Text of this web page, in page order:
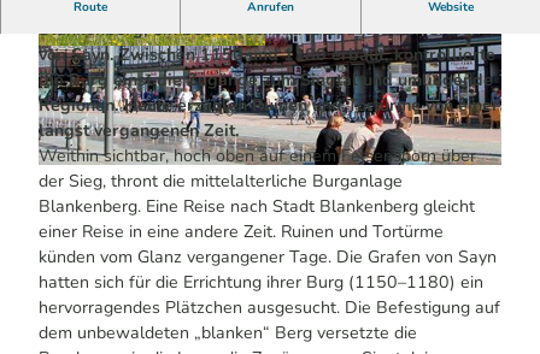
i
d
e
o
a
b
s
p
i
e
l
© Copyright for fallback preview image
©CC-BY-SA
Route Anrufen Website
Hoch über der Sieg thront die mittelalterliche Burg
Blankenberg, ein beeindruckendes Zeugnis der Grafen
von Sayn. Zwischen 1150 und 1180 erbaut, kontrollierte
die Burg einst die Zugänge zum Siegtal und umliegende
Regionen. Heute erzählen Ruinen und Tortürme von einer
längst vergangenen Zeit.
Weithin sichtbar, hoch oben auf einem Felsensporn über
der Sieg, thront die mittelalterliche Burganlage
Blankenberg. Eine Reise nach Stadt Blankenberg gleicht
einer Reise in eine andere Zeit. Ruinen und Tortürme
künden vom Glanz vergangener Tage. Die Grafen von Sayn
hatten sich für die Errichtung ihrer Burg (1150–1180) ein
hervorragendes Plätzchen ausgesucht. Die Befestigung auf
dem unbewaldeten „blanken“ Berg versetzte die